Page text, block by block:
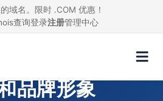
域名。限时 .COM 优惠！
查询登录注册管理中心
书，提升网站安
品牌形象